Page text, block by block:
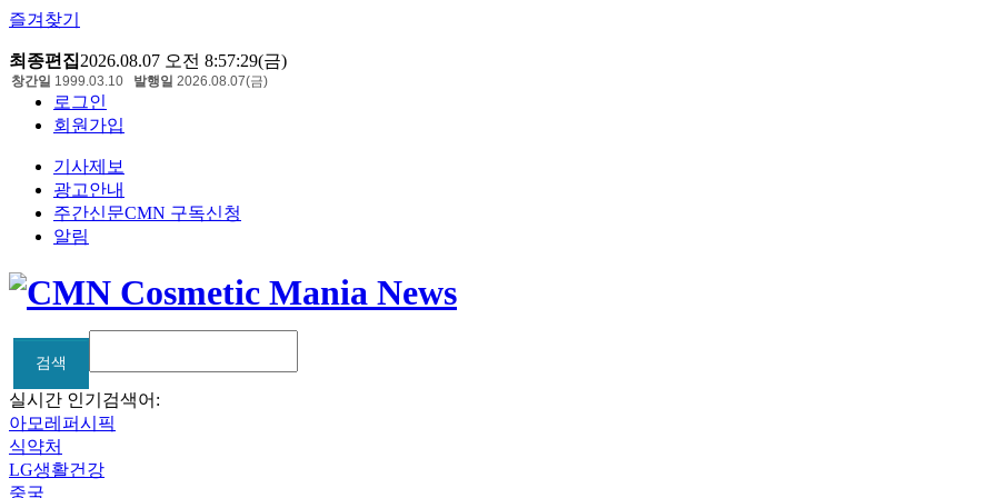
즐겨찾기
최종편집2026.08.07 오전 8:57:29(금)
로그인
회원가입
기사제보
광고안내
주간신문CMN 구독신청
알림
창간일 1999.03.10 발행일 2026.08.07(금)
검색
검색
실시간 인기검색어:
아모레퍼시픽
식약처
LG생활건강
중국